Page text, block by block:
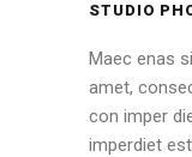
STUDIO
Maec enas
amet,
con imper
imperdiet